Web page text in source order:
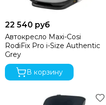
22 540 руб
Автокресло Maxi-Cosi
RodiFix Pro i-Size Authentic
Grey
В корзину